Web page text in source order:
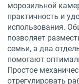
морозильной
практичность и
использования.
позволяет
семьи, а два
помогают
Простое
отрегулировать